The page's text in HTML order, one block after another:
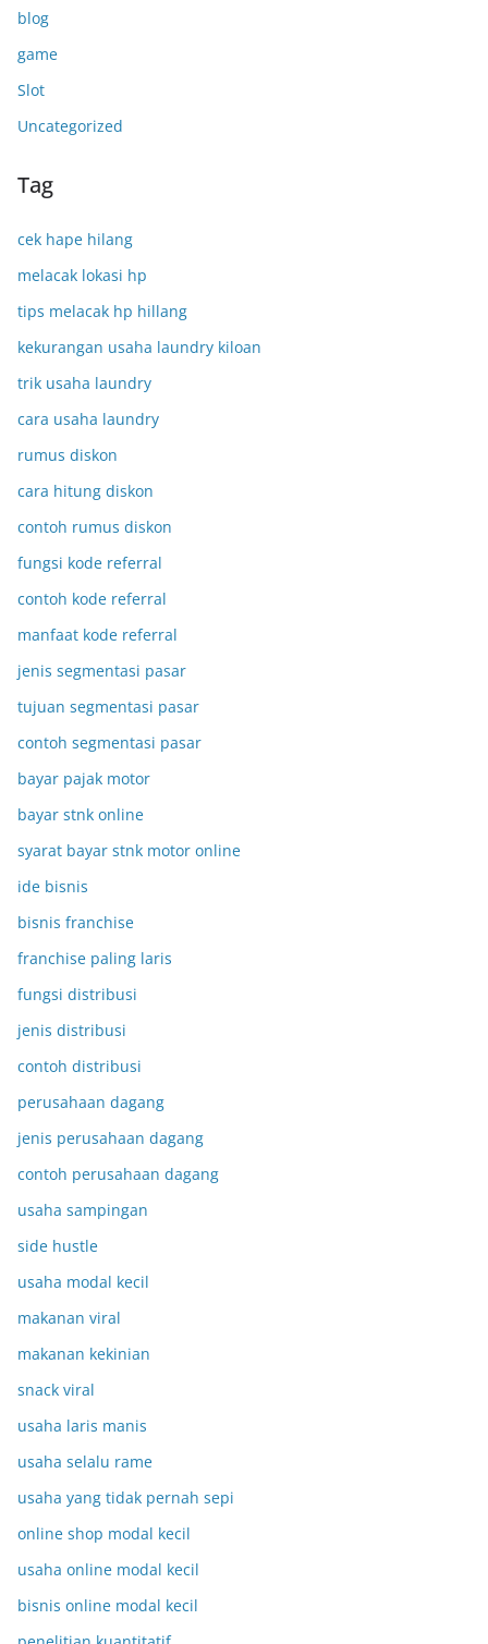
blog
game
Slot
Uncategorized
Tag
cek hape hilang
melacak lokasi hp
tips melacak hp hillang
kekurangan usaha laundry kiloan
trik usaha laundry
cara usaha laundry
rumus diskon
cara hitung diskon
contoh rumus diskon
fungsi kode referral
contoh kode referral
manfaat kode referral
jenis segmentasi pasar
tujuan segmentasi pasar
contoh segmentasi pasar
bayar pajak motor
bayar stnk online
syarat bayar stnk motor online
ide bisnis
bisnis franchise
franchise paling laris
fungsi distribusi
jenis distribusi
contoh distribusi
perusahaan dagang
jenis perusahaan dagang
contoh perusahaan dagang
usaha sampingan
side hustle
usaha modal kecil
makanan viral
makanan kekinian
snack viral
usaha laris manis
usaha selalu rame
usaha yang tidak pernah sepi
online shop modal kecil
usaha online modal kecil
bisnis online modal kecil